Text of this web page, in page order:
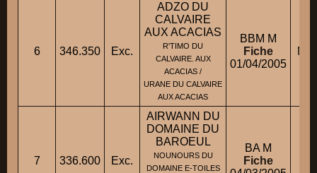
6 346.350 Exc.
ADZO DU
CALVAIRE
AUX ACACIAS
R'TIMO DU
CALVAIRE. AUX
ACACIAS /
URANE DU CALVAIRE
AUX ACACIAS
BBM M
Fiche
01/04/2005
7 336.600 Exc.
AIRWANN DU
DOMAINE DU
BAROEUL
NOUNOURS DU
DOMAINE E-TOILES
BA M
Fiche